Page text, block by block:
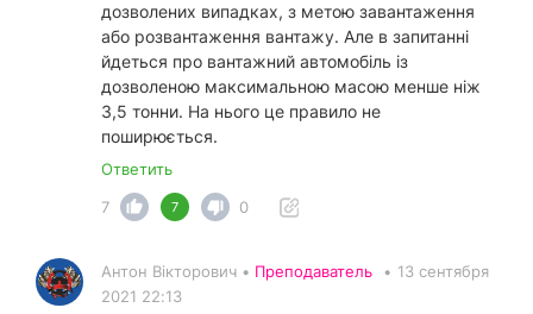
дозволених випадках, з метою завантаження
або розвантаження вантажу. Але в запитанні
йдеться про вантажний автомобіль із
дозволеною максимальною масою менше ніж
3,5 тонни. На нього це правило не
поширюється.
Ответить
7
7 0
Антон Вікторович • Преподаватель • 13 сентября
2021 22:13